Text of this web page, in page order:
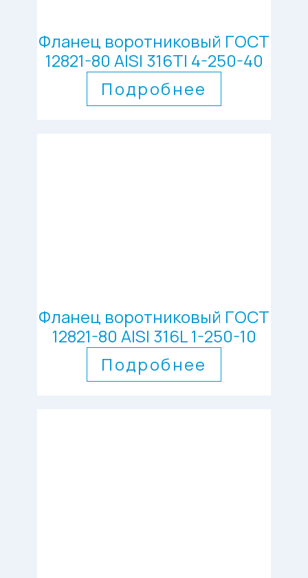
Фланец воротниковый ГОСТ
12821-80 AISI 316TI 4-250-40
Подробнее
Фланец воротниковый ГОСТ
12821-80 AISI 316L 1-250-10
Подробнее